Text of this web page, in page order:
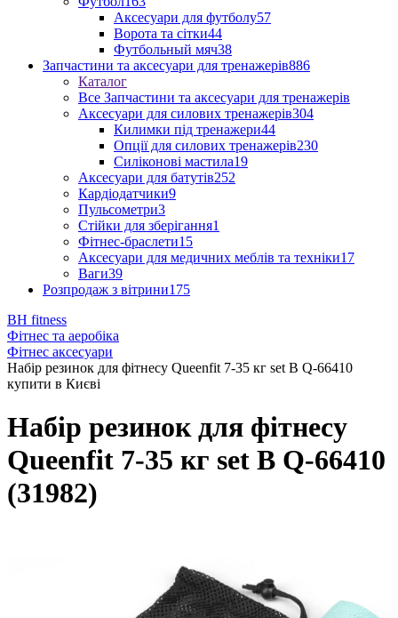
Аксесуари для футболу57
Ворота та сітки44
Футбольный мяч38
Запчастини та аксесуари для тренажерів886
Каталог
Все Запчастини та аксесуари для тренажерів
Аксесуари для силових тренажерів304
Килимки під тренажери44
Опції для силових тренажерів230
Силіконові мастила19
Аксесуари для батутів252
Кардіодатчики9
Пульсометри3
Стійки для зберігання1
Фітнес-браслети15
Аксесуари для медичних меблів та техніки17
Ваги39
Розпродаж з вітрини175
BH fitness
Фітнес та аеробіка
Фітнес аксесуари
Набір резинок для фітнесу Queenfit 7-35 кг set B Q-66410
купити в Києві
Набір резинок для фітнесу
Queenfit 7-35 кг set B Q-66410
(31982)